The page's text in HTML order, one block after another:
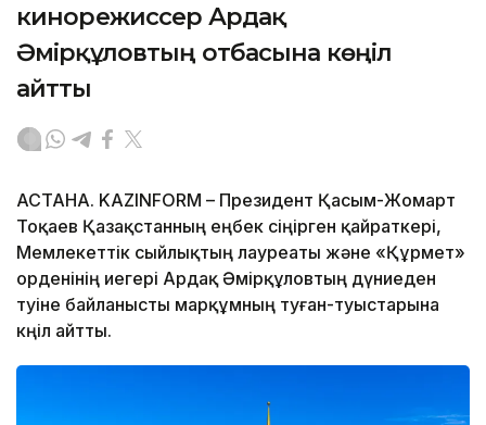
кинорежиссер Ардақ
Әмірқұловтың отбасына көңіл
айтты
АСТАНА. KAZINFORM – Президент Қасым-Жомарт
Тоқаев Қазақстанның еңбек сіңірген қайраткері,
Мемлекеттік сыйлықтың лауреаты және «Құрмет»
орденінің иегері Ардақ Әмірқұловтың дүниеден
өтуіне байланысты марқұмның туған-туыстарына
көңіл айтты.